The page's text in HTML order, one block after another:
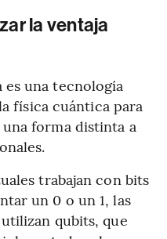
la ventaja
una tecnología
física cuántica para
forma distinta a
trabajan con bits
un 0 o un 1, las
qubits, que